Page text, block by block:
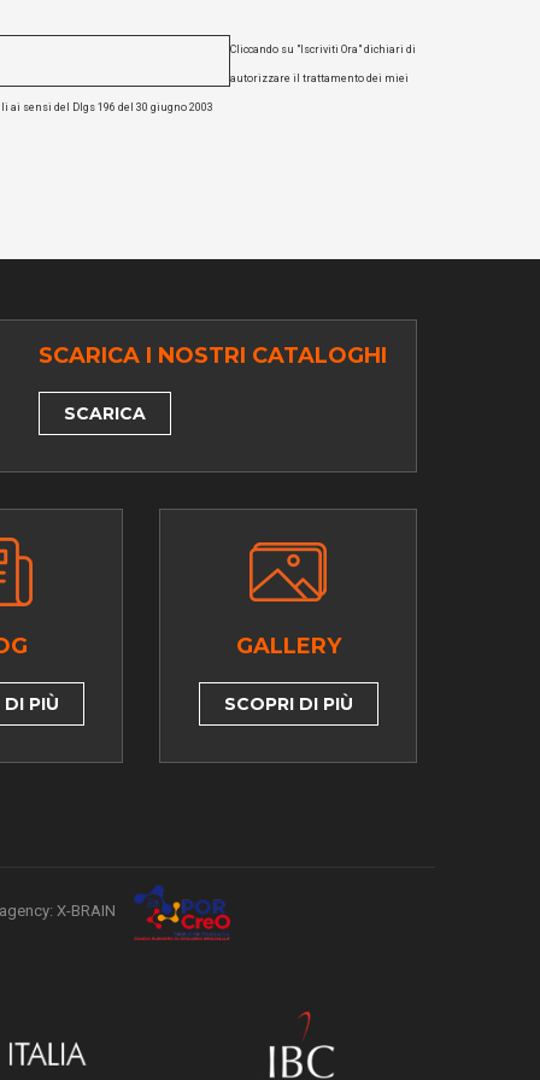
Cliccando su "Iscriviti Ora" dichiari di
autorizzare il trattamento dei miei
ai sensi del Dlgs 196 del 30 giugno 2003
SCARICA I NOSTRI CATALOGHI
SCARICA
DI PIÙ
GALLERY
SCOPRI DI PIÙ
X-BRAIN